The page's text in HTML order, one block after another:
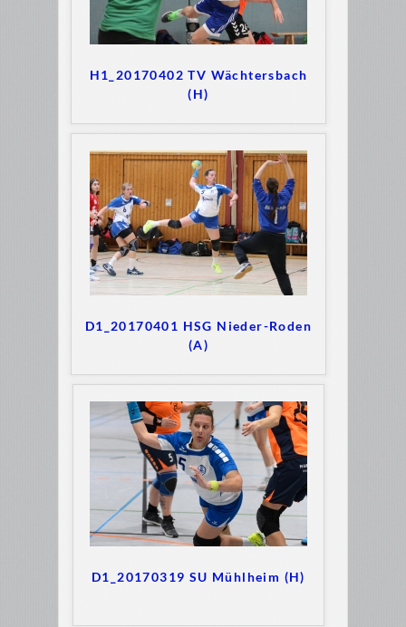
H1_20170402 TV Wächtersbach
(H)
D1_20170401 HSG Nieder-Roden
(A)
D1_20170319 SU Mühlheim (H)